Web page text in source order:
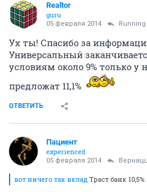
Realtor
guru
05 февраля 2014 Running
Ух ты! Спасибо за
Универсальный
условиям около 9% только
предложат 11,1%
ОТВЕТИТЬ
Пациент
experienced
05 февраля 2014
вот ничего так вклад Траст банк